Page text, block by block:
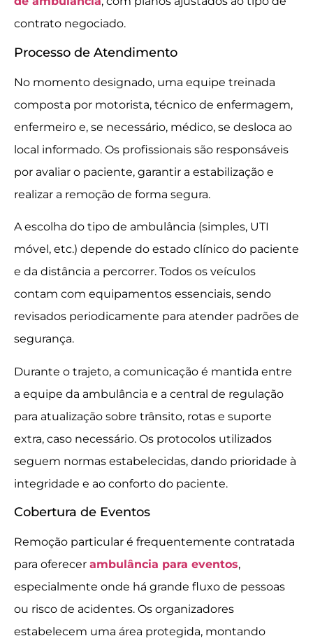
contrato negociado.
Processo de Atendimento
No momento designado, uma equipe treinada
composta por motorista, técnico de enfermagem,
enfermeiro e, se necessário, médico, se desloca ao
local informado. Os profissionais são responsáveis
por avaliar o paciente, garantir a estabilização e
realizar a remoção de forma segura.
A escolha do tipo de ambulância (simples, UTI
móvel, etc.) depende do estado clínico do paciente
e da distância a percorrer. Todos os veículos
contam com equipamentos essenciais, sendo
revisados periodicamente para atender padrões de
segurança.
Durante o trajeto, a comunicação é mantida entre
a equipe da ambulância e a central de regulação
para atualização sobre trânsito, rotas e suporte
extra, caso necessário. Os protocolos utilizados
seguem normas estabelecidas, dando prioridade à
integridade e ao conforto do paciente.
Cobertura de Eventos
Remoção particular é frequentemente contratada
para oferecer ambulância para eventos,
especialmente onde há grande fluxo de pessoas
ou risco de acidentes. Os organizadores
estabelecem uma área protegida, montando